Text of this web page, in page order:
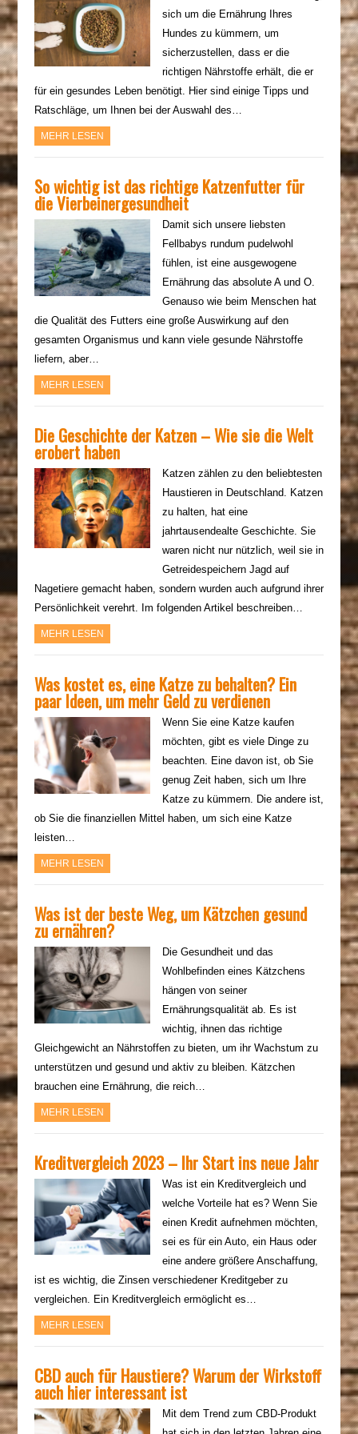
sich um die Ernährung Ihres
Hundes zu kümmern, um
sicherzustellen, dass er die
richtigen Nährstoffe erhält, die er
für ein gesundes Leben benötigt. Hier sind einige Tipps und
Ratschläge, um Ihnen bei der Auswahl des…
MEHR LESEN
So wichtig ist das richtige Katzenfutter für
die Vierbeinergesundheit
Damit sich unsere liebsten
Fellbabys rundum pudelwohl
fühlen, ist eine ausgewogene
Ernährung das absolute A und O.
Genauso wie beim Menschen hat
die Qualität des Futters eine große Auswirkung auf den
gesamten Organismus und kann viele gesunde Nährstoffe
liefern, aber…
MEHR LESEN
Die Geschichte der Katzen – Wie sie die Welt
erobert haben
Katzen zählen zu den beliebtesten
Haustieren in Deutschland. Katzen
zu halten, hat eine
jahrtausendealte Geschichte. Sie
waren nicht nur nützlich, weil sie in
Getreidespeichern Jagd auf
Nagetiere gemacht haben, sondern wurden auch aufgrund ihrer
Persönlichkeit verehrt. Im folgenden Artikel beschreiben…
MEHR LESEN
Was kostet es, eine Katze zu behalten? Ein
paar Ideen, um mehr Geld zu verdienen
Wenn Sie eine Katze kaufen
möchten, gibt es viele Dinge zu
beachten. Eine davon ist, ob Sie
genug Zeit haben, sich um Ihre
Katze zu kümmern. Die andere ist,
ob Sie die finanziellen Mittel haben, um sich eine Katze
leisten…
MEHR LESEN
Was ist der beste Weg, um Kätzchen gesund
zu ernähren?
Die Gesundheit und das
Wohlbefinden eines Kätzchens
hängen von seiner
Ernährungsqualität ab. Es ist
wichtig, ihnen das richtige
Gleichgewicht an Nährstoffen zu bieten, um ihr Wachstum zu
unterstützen und gesund und aktiv zu bleiben. Kätzchen
brauchen eine Ernährung, die reich…
MEHR LESEN
Kreditvergleich 2023 – Ihr Start ins neue Jahr
Was ist ein Kreditvergleich und
welche Vorteile hat es? Wenn Sie
einen Kredit aufnehmen möchten,
sei es für ein Auto, ein Haus oder
eine andere größere Anschaffung,
ist es wichtig, die Zinsen verschiedener Kreditgeber zu
vergleichen. Ein Kreditvergleich ermöglicht es…
MEHR LESEN
CBD auch für Haustiere? Warum der Wirkstoff
auch hier interessant ist
Mit dem Trend zum CBD-Produkt